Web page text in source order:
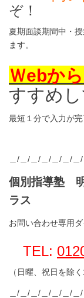
ぞ！
夏期面談期間中・
ます。
Ｗebか
すすめし
最短１分で入力が完
＿/＿/＿/＿/＿/＿/
個別指導塾
ラス
お問い合わせ専用
TEL:
（日曜、祝日を除
＿/＿/＿/＿/＿/＿/